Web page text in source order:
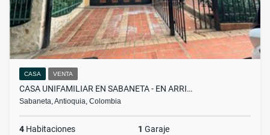
CASA VENTA
CASA UNIFAMILIAR EN SABANETA - EN ARRI…
Sabaneta, Antioquia, Colombia
4 Habitaciones 1 Garaje